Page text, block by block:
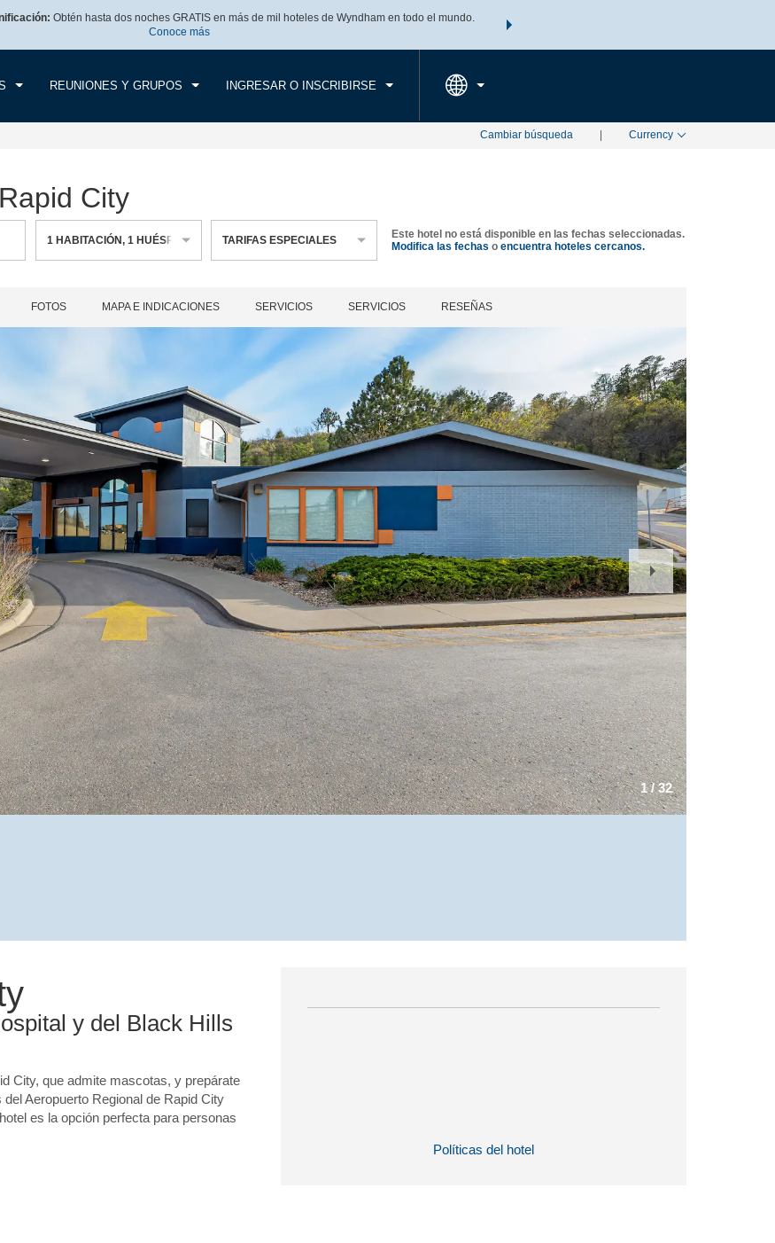
Obtén hasta dos noches GRATIS en más de mil hoteles de Wyndham en todo el mundo.
Conoce más
Agrupa tu hotel, vuelos y mucho más con los Paquetes de
REUNIONES Y GRUPOS INGRESAR O INSCRIBIRSE
CHECK OUT
SÁB, 08 AGO 2026
TARIFAS ESPECIALES
Cambiar búsqueda Currency
City
1 HABITACIÓN,1 HUÉSPED TARIFAS ESPECIALES
Este hotel no está disponible en las fechas seleccionadas.
Modifica las fechas o encuentra hoteles cercanos.
FOTOS MAPA E INDICACIONES SERVICIOS SERVICIOS RESEÑAS
1/32
Next
Slide
Políticas del hotel
y del Black Hills
City, que admite mascotas, y prepárate
Aeropuerto Regional de Rapid City
es la opción perfecta para personas